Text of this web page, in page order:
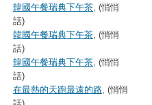
韓國午餐瑞典下午茶, (悄悄
話)
韓國午餐瑞典下午茶, (悄悄
話)
韓國午餐瑞典下午茶, (悄悄
話)
在最熱的天跑最遠的路, (悄悄